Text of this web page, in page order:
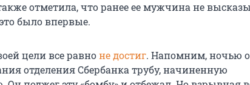
отметила, что ранее ее мужчина не
было впервые.
цели все равноне достиг. Напомним, ночью
отделения Сбербанка трубу, начиненную